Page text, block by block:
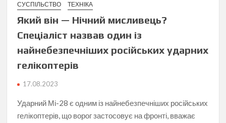
СУСПІЛЬСТВО
ТЕХНІКА
Який він — Нічний мисливець?
Спеціаліст назвав один із
найнебезпечніших російських ударних
гелікоптерів
17.08.2023
Ударний Мі-28 є одним із найнебезпечніших російських
гелікоптерів, що ворог застосовує на фронті, вважає